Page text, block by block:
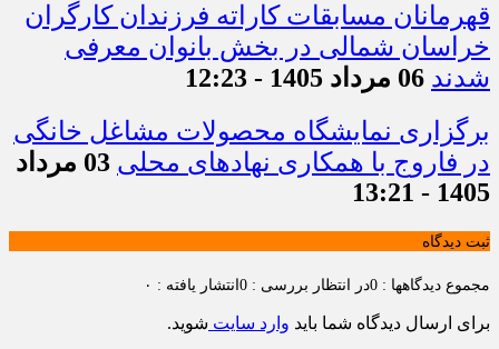
قهرمانان مسابقات کاراته فرزندان کارگران
خراسان شمالی در بخش بانوان معرفی
شدند 06 مرداد 1405 - 12:23
برگزاری نمایشگاه محصولات مشاغل خانگی
در فاروج با همکاری نهادهای محلی
03 مرداد
1405 - 13:21
ثبت دیدگاه
مجموع دیدگاهها : 0 در انتظار بررسی : 0 انتشار یافته : ۰
برای ارسال دیدگاه شما باید وارد سایت شوید.